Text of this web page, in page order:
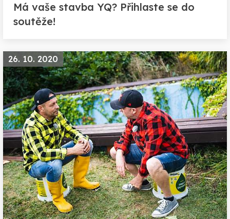
Má vaše stavba YQ? Přihlaste se do
soutěže!
26. 10. 2020